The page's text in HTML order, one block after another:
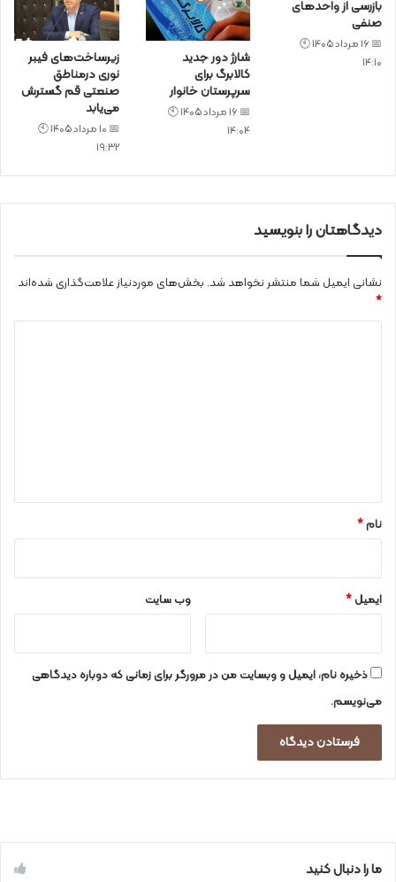
بازرسی‌ از واحد‌های
صنفی
📅 16 مرداد 1405 🕙
14:10
شارژ دور جدید
کالابرگ برای
سرپرستان خانوار
📅 16 مرداد 1405 🕙
14:04
زیرساخت‌های فیبر
نوری درمناطق
صنعتی قم گسترش
می‌یابد
📅 10 مرداد 1405 🕙
19:32
دیدگاهتان را بنویسید
نشانی ایمیل شما منتشر نخواهد شد. بخش‌های موردنیاز علامت‌گذاری شده‌اند
*
نام*
ایمیل* وب‌ سایت
ذخیره نام، ایمیل و وبسایت من در مرورگر برای زمانی که دوباره دیدگاهی
می‌نویسم.
ما را دنبال کنید